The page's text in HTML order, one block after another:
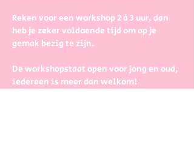
Reken voor een workshop 2 à 3 uur, dan
heb je zeker voldoende tijd om op je
gemak bezig te zijn.
De workshopstaat open voor jong en oud,
iedereen is meer dan welkom!